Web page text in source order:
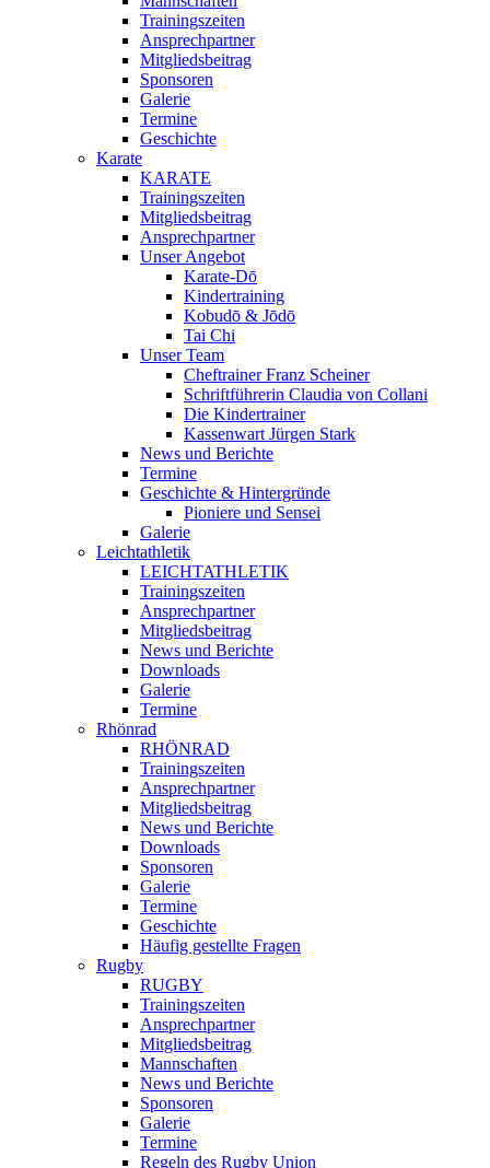
Trainingszeiten
Ansprechpartner
Mitgliedsbeitrag
Sponsoren
Galerie
Termine
Geschichte
Karate
KARATE
Trainingszeiten
Mitgliedsbeitrag
Ansprechpartner
Unser Angebot
Karate-Dō
Kindertraining
Kobudō & Jōdō
Tai Chi
Unser Team
Cheftrainer Franz Scheiner
Schriftführerin Claudia von Collani
Die Kindertrainer
Kassenwart Jürgen Stark
News und Berichte
Termine
Geschichte & Hintergründe
Pioniere und Sensei
Galerie
Leichtathletik
LEICHTATHLETIK
Trainingszeiten
Ansprechpartner
Mitgliedsbeitrag
News und Berichte
Downloads
Galerie
Termine
Rhönrad
RHÖNRAD
Trainingszeiten
Ansprechpartner
Mitgliedsbeitrag
News und Berichte
Downloads
Sponsoren
Galerie
Termine
Geschichte
Häufig gestellte Fragen
Rugby
RUGBY
Trainingszeiten
Ansprechpartner
Mitgliedsbeitrag
Mannschaften
News und Berichte
Sponsoren
Galerie
Termine
Regeln des Rugby Union